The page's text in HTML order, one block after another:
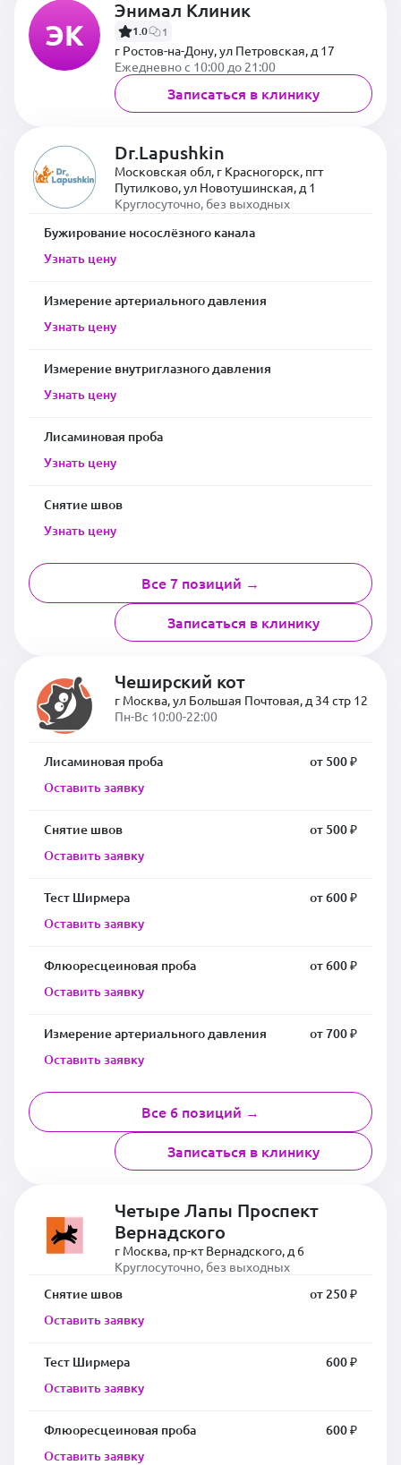
ЭК
Энимал Клиник
1.0 1
г Ростов-на-Дону, ул Петровская, д 17
Ежедневно с 10:00 до 21:00
Записаться в клинику
Dr.Lapushkin
Московская обл, г Красногорск, пгт
Путилково, ул Новотушинская, д 1
Круглосуточно, без выходных
Бужирование носослёзного канала
Узнать цену
Измерение артериального давления
Узнать цену
Измерение внутриглазного давления
Узнать цену
Лисаминовая проба
Узнать цену
Снятие швов
Узнать цену
Все 7 позиций →
Записаться в клинику
Чеширский кот
г Москва, ул Большая Почтовая, д 34 стр 12
Пн-Вс 10:00-22:00
Лисаминовая проба
от 500 ₽
Оставить заявку
Снятие швов
от 500 ₽
Оставить заявку
Тест Ширмера
от 600 ₽
Оставить заявку
Флюоресцеиновая проба
от 600 ₽
Оставить заявку
Измерение артериального давления
от 700 ₽
Оставить заявку
Все 6 позиций →
Записаться в клинику
Четыре Лапы Проспект
Вернадского
г Москва, пр-кт Вернадского, д 6
Круглосуточно, без выходных
Снятие швов
от 250 ₽
Оставить заявку
Тест Ширмера
600 ₽
Оставить заявку
Флюоресцеиновая проба
600 ₽
Оставить заявку